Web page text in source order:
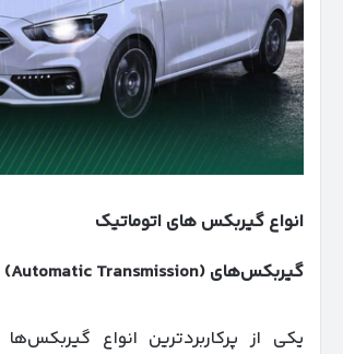
انواع گیربکس‌ های اتوماتیک
گیربکس‌های
یکی از پرکاربردترین انواع